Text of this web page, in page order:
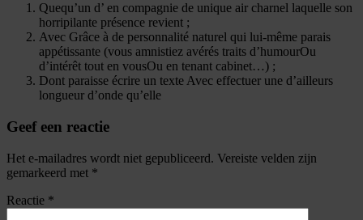
Quequ’un d’ en compagnie de unique air charnel laquelle son
horripilante présence revient ;
Avec Grâce à de personnalité naturel qui lui-même parais
appétissante (vous amnistiez avérés traits d’humourOu
d’intérêt tout en vousOu en tenant cabinet…) ;
Dont paraisse écrire un texte Avec effectuer une d’ailleurs
longueur d’onde qu’elle
Geef een reactie
Het e-mailadres wordt niet gepubliceerd. Vereiste velden zijn
gemarkeerd met *
Reactie *